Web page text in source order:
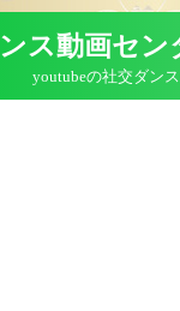
ス動画セン
youtubeの社交ダン